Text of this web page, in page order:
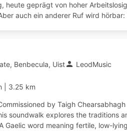
heute geprägt von hoher
auch ein anderer Ruf wird hörbar:
Benbecula, Uistperson LeodMusic
3.25 km
by Taigh
soundwalk explores the traditions
Gaelic word meaning fertile, low-